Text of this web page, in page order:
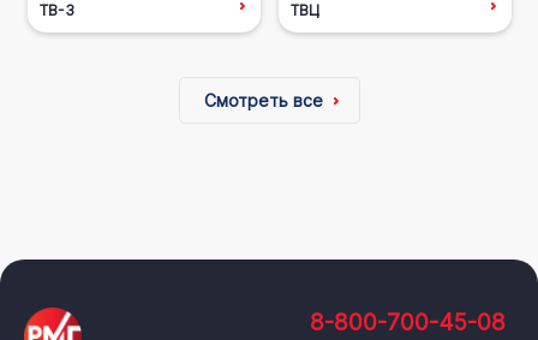
ТВ-3 ТВЦ
Смотреть все
8-800-700-45-08